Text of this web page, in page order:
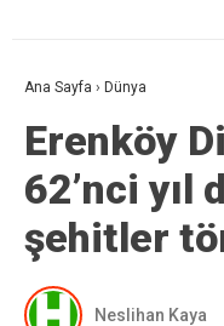
Ana Sayfa › Dünya
Erenköy
62’nci yıl
şehitler
Neslihan Kaya